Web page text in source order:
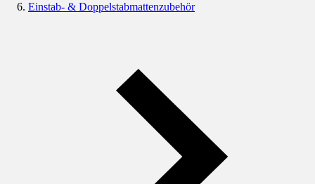
Einstab- & Doppelstabmattenzubehör